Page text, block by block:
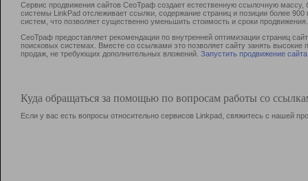
Сервис продвижения сайтов СеоТраф создает естественную ссылочную
системы LinkPad отслеживает ссылки, содержание страниц и позиции более
систем, что позволяет существенно уменьшить стоимость и сроки продвижения.
СеоТраф предоставляет рекомендации по внутренней оптимизации страниц
поисковых системах. Вместе со ссылками это позволяет сайту занять
продаж, не требующих дополнительных вложений. Запустить продвижение сайта
Куда обращаться за помощью по вопросам работы со
Если у вас есть вопросы относительно сервисов Linkpad, свяжитесь с нашей